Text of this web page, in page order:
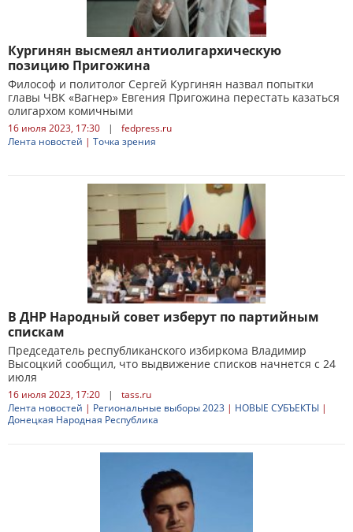
Кургинян высмеял антиолигархическую
позицию Пригожина
Философ и политолог Сергей Кургинян назвал попытки
главы ЧВК «Вагнер» Евгения Пригожина перестать казаться
олигархом комичными
16 июля 2023, 17:30 |
fedpress.ru
Лента новостей | Точка зрения
В ДНР Народный совет изберут по партийным
спискам
Председатель республиканского избиркома Владимир
Высоцкий сообщил, что выдвижение списков начнется с 24
июля
16 июля 2023, 17:20 |
tass.ru
Лента новостей | Региональные выборы 2023 | НОВЫЕ СУБЪЕКТЫ |
Донецкая Народная Республика